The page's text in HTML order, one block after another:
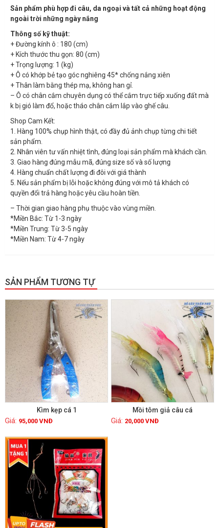
Sản phẩm phù hợp đi câu, da ngoại và tất cả những hoạt động
ngoài trời những ngày nắng
Thông số kỹ thuật:
+ Đường kính ô : 180 (cm)
+ Kích thước thu gọn: 80 (cm)
+ Trọng lượng: 1 (kg)
+ Ô có khớp bẻ tạo góc nghiêng 45* chống nắng xiên
+ Thân làm bằng thép mạ, không han gỉ.
– Ô có chân cắm chuyên dụng có thể cắm trực tiếp xuống đất mà
k bị gió làm đổ, hoặc tháo chân cắm lắp vào ghế câu.
Shop Cam Kết:
1. Hàng 100% chụp hình thật, có đầy đủ ảnh chụp từng chi tiết
sản phẩm.
2. Nhân viên tư vấn nhiệt tình, đúng loại sản phẩm mà khách cần.
3. Giao hàng đúng mẫu mã, đúng size số và số lượng
4. Hàng chuẩn chất lượng đi đôi với giá thành
5. Nếu sản phẩm bị lỗi hoặc không đúng với mô tả khách có
quyền đổi trả hàng hoặc yêu cầu hoàn tiền.
– Thời gian giao hàng phụ thuộc vào vùng miền.
*Miền Bắc: Từ 1-3 ngày
*Miền Trung: Từ 3-5 ngày
*Miền Nam: Từ 4-7 ngày
SẢN PHẨM TƯƠNG TỰ
Xem chi tiết
Kìm kẹp cá 1
95,000 VNĐ
Mồi tôm giả câu cá
20,000 VNĐ
GIẢM GIÁ!